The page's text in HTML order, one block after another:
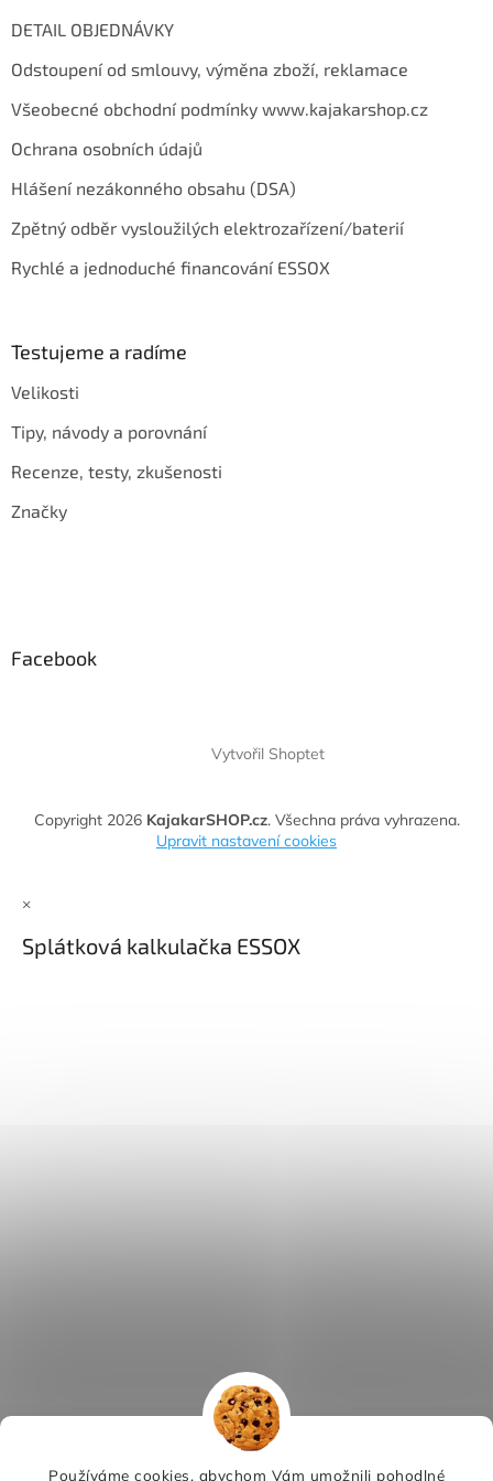
Používáme cookies, abychom Vám umožnili pohodlné
DETAIL OBJEDNÁVKY
Odstoupení od smlouvy, výměna zboží, reklamace
Všeobecné obchodní podmínky www.kajakarshop.cz
Ochrana osobních údajů
Hlášení nezákonného obsahu (DSA)
Zpětný odběr vysloužilých elektrozařízení/baterií
Rychlé a jednoduché financování ESSOX
Testujeme a radíme
Velikosti
Tipy, návody a porovnání
Recenze, testy, zkušenosti
Značky
Facebook
Vytvořil Shoptet
Copyright 2026 KajakarSHOP.cz. Všechna práva vyhrazena.
Upravit nastavení cookies
×
Splátková kalkulačka ESSOX